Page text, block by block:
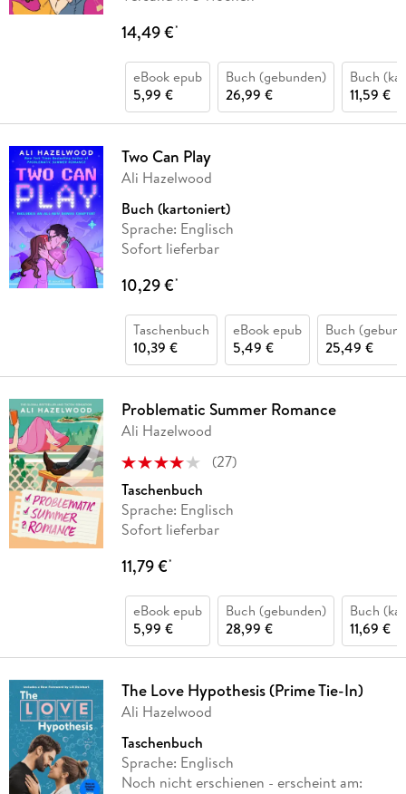
14,49 €*
eBook epub
5,99 €
Buch (gebunden)
26,99 €
Buch
11,59 €
Two Can Play
Ali Hazelwood
Buch (kartoniert)
Sprache: Englisch
Sofort lieferbar
10,29 €*
Taschenbuch
10,39 €
eBook epub
5,49 €
Buch
25,49 €
Problematic Summer Romance
Ali Hazelwood
(27)
Taschenbuch
Sprache: Englisch
Sofort lieferbar
11,79 €*
eBook epub
5,99 €
Buch (gebunden)
28,99 €
Buch
11,69 €
The Love Hypothesis (Prime Tie-In)
Ali Hazelwood
Taschenbuch
Sprache: Englisch
Noch nicht erschienen - erscheint am: